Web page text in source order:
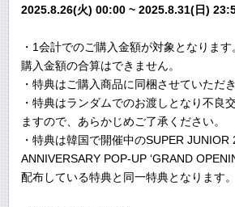
2025.8.26(火) 00:00 ~ 2025.8.31(日)
・1会計でのご購入金額が対象となりま
購入金額の合算はできません。
・特典はご購入商品に同梱させていただき
・特典はランダムでのお渡しとなり不良
ますので、あらかじめご了承ください。
・特典は韓国で開催中のSUPER JUNIOR
ANNIVERSARY POP-UP ‘GRAND
配布している特典と同一特典となります。